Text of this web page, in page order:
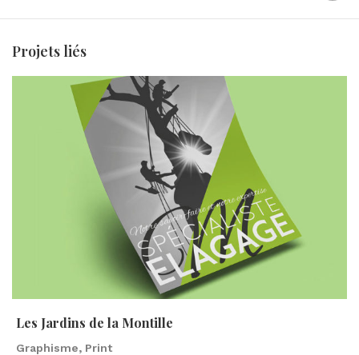
Projets liés
Les Jardins de la Montille
Graphisme, Print